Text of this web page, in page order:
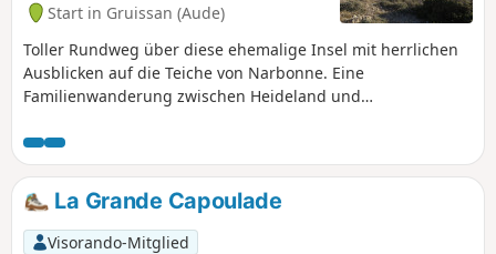
Start in Gruissan (Aude)
Toller Rundweg über diese ehemalige Insel mit herrlichen
Ausblicken auf die Teiche von Narbonne. Eine
Familienwanderung zwischen Heideland und
La Grande Capoulade
Visorando-Mitglied